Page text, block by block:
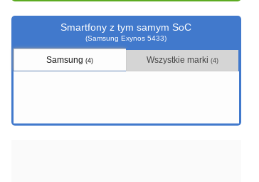
Smartfony z tym samym SoC
(Samsung Exynos 5433)
Samsung(4) Wszystkie marki (4)